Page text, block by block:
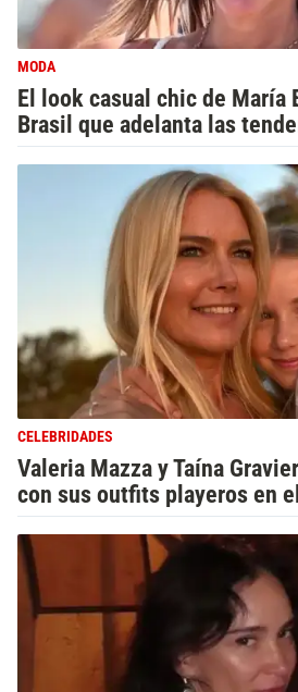
MODA
El look casual chic de María
Brasil que adelanta las
CELEBRIDADES
Valeria Mazza y Taína
con sus outfits playeros en